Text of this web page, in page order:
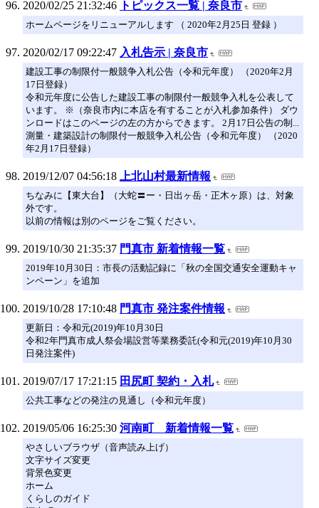
2020/02/25 21:32:46 トピックス一覧 | 奈良市
ホームページをリニューアルします （ 2020年2月25日 登録 ）
2020/02/17 09:22:47 入札告示 | 奈良市
建設工事の制限付一般競争入札公告（令和元年度） （2020年2月
17日登録）
令和元年度に公告した建設工事の制限付一般競争入札を公表して
います。 ※（奈良市内に本店を有することが入札参加条件） ダウ
ンロードはこのページの左の方からできます。 2月17日公告の制...
測量・建築設計の制限付一般競争入札公告（令和元年度） （2020
年2月17日登録）
2019/12/07 04:56:18 上北山村最新情報
ちなみに【東大台】（大蛇〓ー・日出ヶ岳・正木ヶ原）は、対象
外です。
以前の情報は別のページをご覧ください。
2019/10/30 21:35:37 門真市 新着情報一覧
2019年10月30日：市長の活動記録に「秋の全国交通安全運動キャ
ンペーン」を追加
2019/10/28 17:10:48 門真市 発注案件情報
更新日：令和元(2019)年10月30日
令和2年門真市成人祭会場設営等業務委託(令和元(2019)年10月30
日発注案件)
2019/07/17 17:21:15 田尻町 契約・入札
公共工事などの発注の見通し（令和元年度）
2019/05/06 16:25:30 河南町 新着情報一覧
やさしいブラウザ（音声読み上げ）
文字サイズ変更
背景色変更
ホーム
くらしのガイド